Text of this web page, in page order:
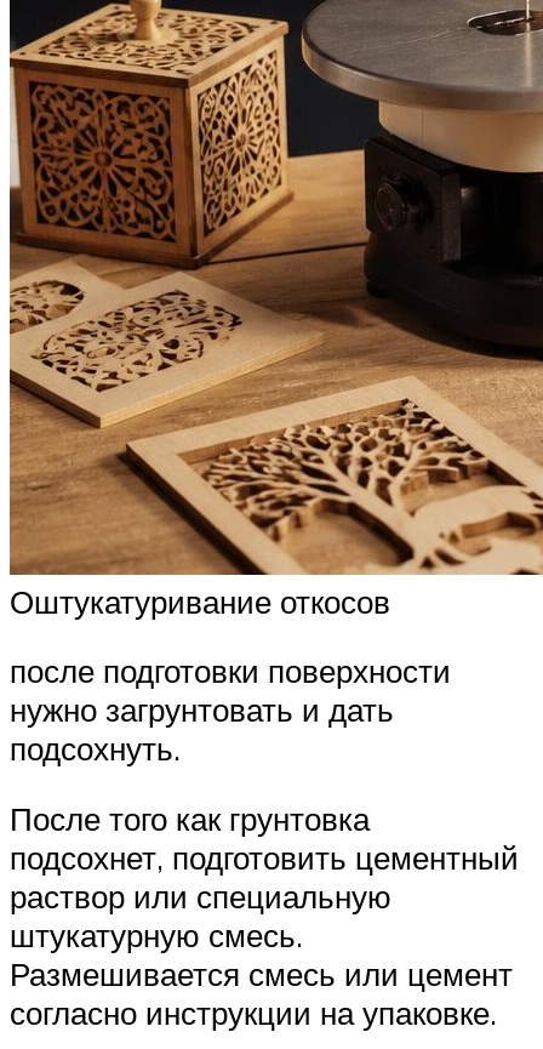
Оштукатуривание откосов
после подготовки поверхности
нужно загрунтовать и дать
подсохнуть.
После того как грунтовка
подсохнет, подготовить цементный
раствор или специальную
штукатурную смесь.
Размешивается смесь или цемент
согласно инструкции на упаковке.